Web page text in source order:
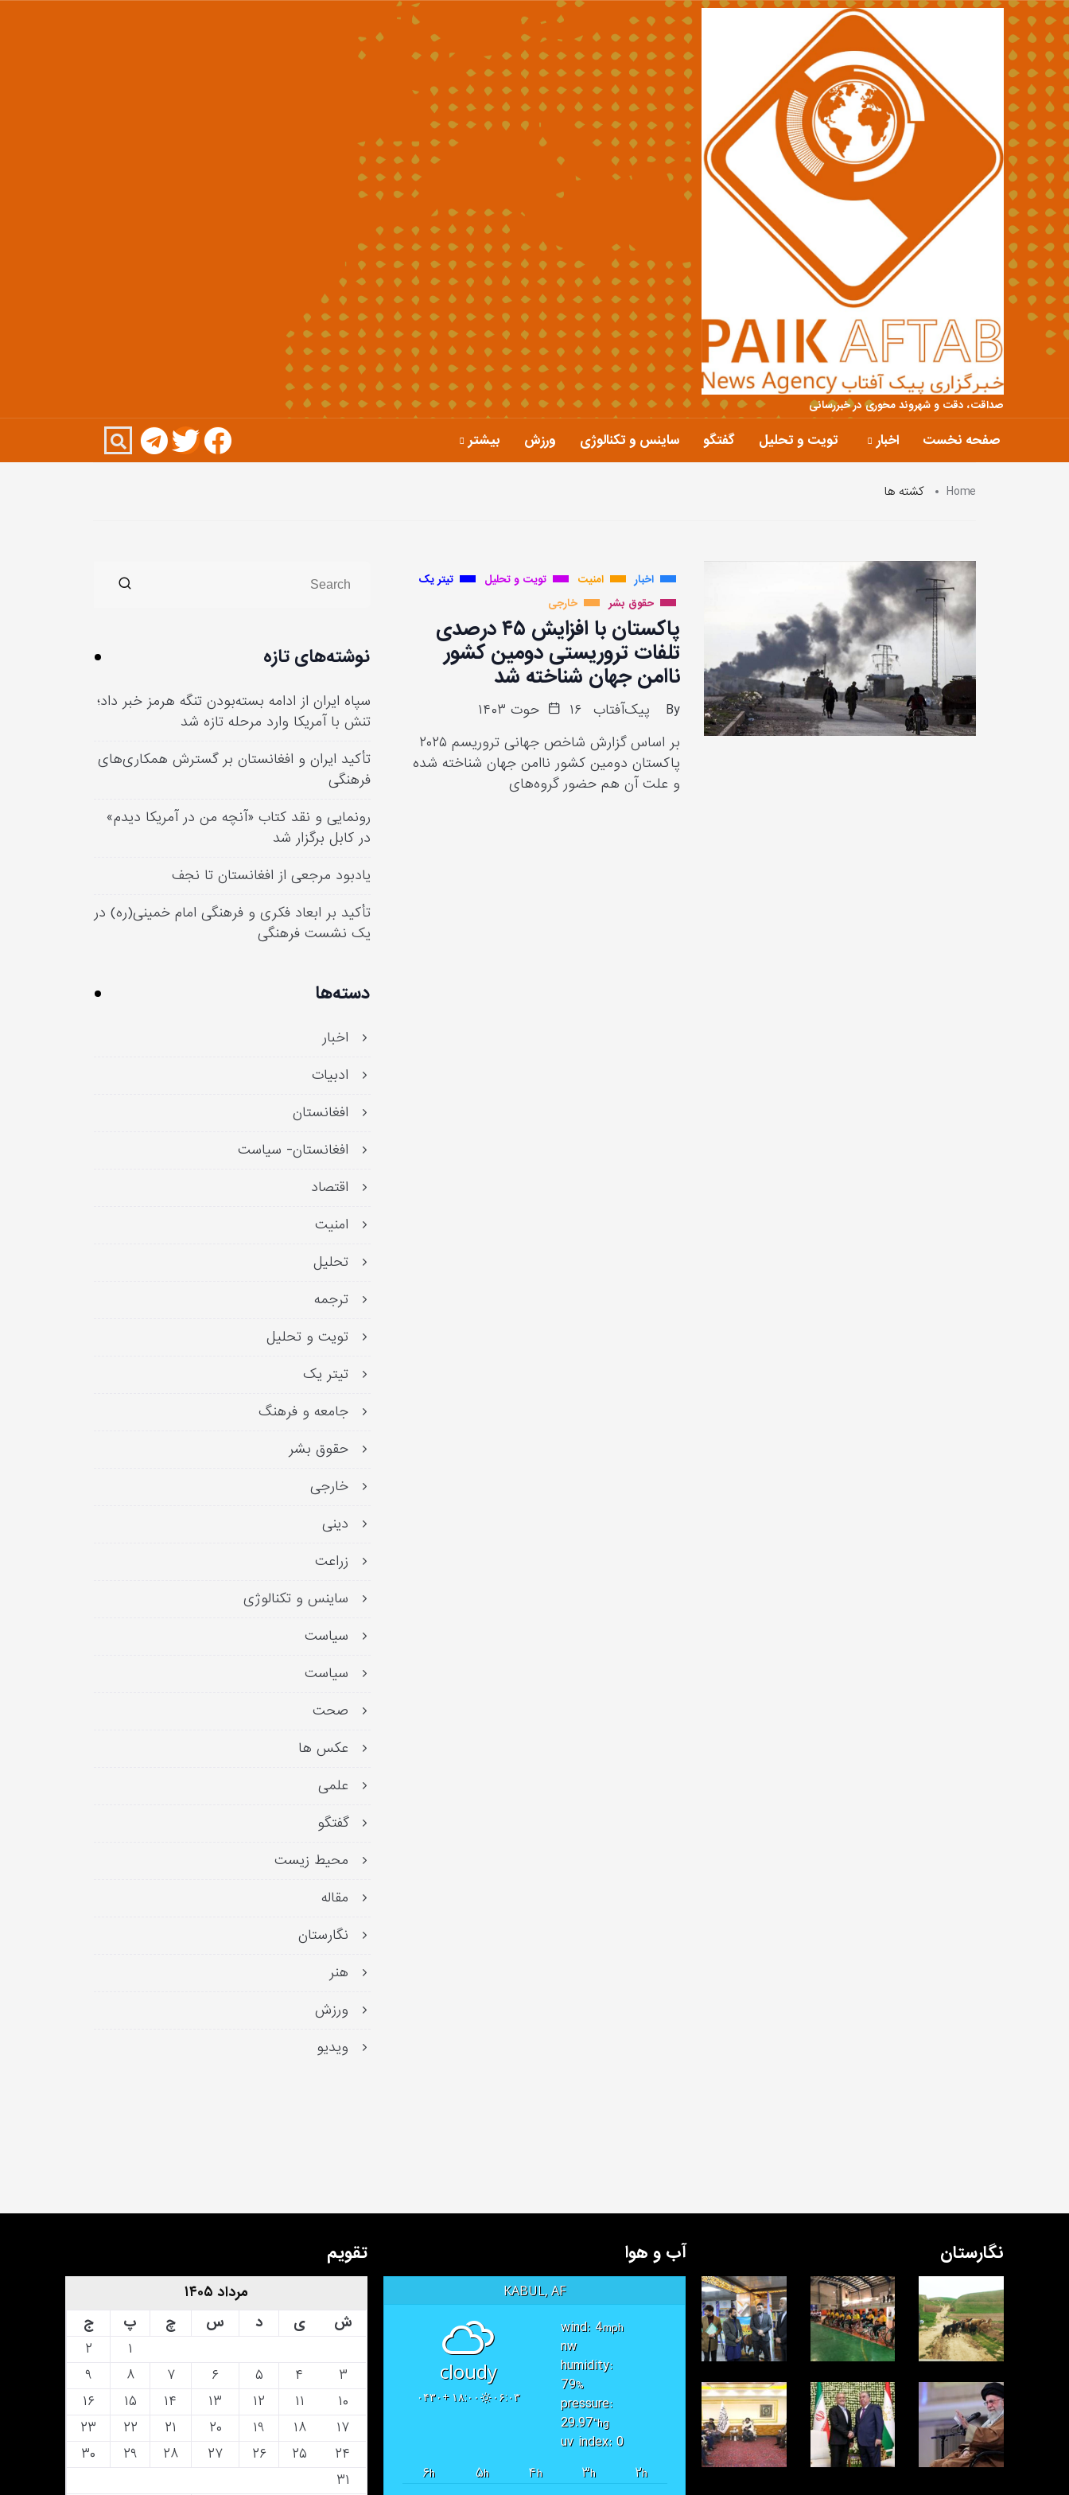
صداقت، دقت و شهروند محوری در خبررسانی
صفحه نخست اخبار تویت و تحلیل گفتگو ساینس و تکنالوژی ورزش بیشتر
Home کشته ها
اخبار امنیت تویت و تحلیل
تیتر یک
حقوق بشر
خارجی
پاکستان با افزایش ۴۵ درصدی
تلفات تروریستی دومین کشور
ناامن جهان شناخته شد
By پیک‌آفتاب ۱۶ حوت ۱۴۰۳
بر اساس گزارش شاخص جهانی تروریسم ۲۰۲۵
پاکستان دومین کشور ناامن جهان شناخته شده
و علت آن هم حضور گروه‌های
نوشته‌های تازه
سپاه ایران از ادامه بسته‌بودن تنگه هرمز خبر داد؛
تنش با آمریکا وارد مرحله تازه شد
تأکید ایران و افغانستان بر گسترش همکاری‌های
فرهنگی
رونمایی و نقد کتاب «آنچه من در آمریکا دیدم»
در کابل برگزار شد
یادبود مرجعی از افغانستان تا نجف
تأکید بر ابعاد فکری و فرهنگی امام خمینی(ره) در
یک نشست فرهنگی
دسته‌ها
اخبار
ادبیات
افغانستان
افغانستان- سیاست
اقتصاد
امنیت
تحلیل
ترجمه
تویت و تحلیل
تیتر یک
جامعه و فرهنگ
حقوق بشر
خارجی
دینی
زراعت
ساینس و تکنالوژی
سیاست
سیاست
صحت
عکس ها
علمی
گفتگو
محیط زیست
مقاله
نگارستان
هنر
ورزش
ویدیو
نگارستان آب و هوا
KABUL, AF
cloudy
۰۶:۰۳ ۱۸:۰۰ +۰۴۳۰
wind: 4mph
nw
humidity:
79%
pressure:
29.97"hg
uv index: 0
۲h ۳h ۴h ۵h ۶h
تقویم
مرداد ۱۴۰۵
ش
ی د س چ پ
ج
۱
۲
۳
۴ ۵ ۶ ۷ ۸
۹
۱۰
۱۱ ۱۲ ۱۳ ۱۴ ۱۵
۱۶
۱۷
۱۸ ۱۹ ۲۰ ۲۱ ۲۲
۲۳
۲۴
۲۵ ۲۶ ۲۷ ۲۸ ۲۹
۳۰
۳۱